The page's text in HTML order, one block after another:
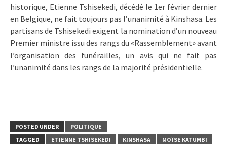
historique, Etienne Tshisekedi, décédé le 1er février dernier
en Belgique, ne fait toujours pas l’unanimité à Kinshasa. Les
partisans de Tshisekedi exigent la nomination d’un nouveau
Premier ministre issu des rangs du «Rassemblement» avant
l’organisation des funérailles, un avis qui ne fait pas
l’unanimité dans les rangs de la majorité présidentielle.
POSTED UNDER
POLITIQUE
TAGGED
ETIENNE TSHISEKEDI KINSHASA
MOÏSE KATUMBI